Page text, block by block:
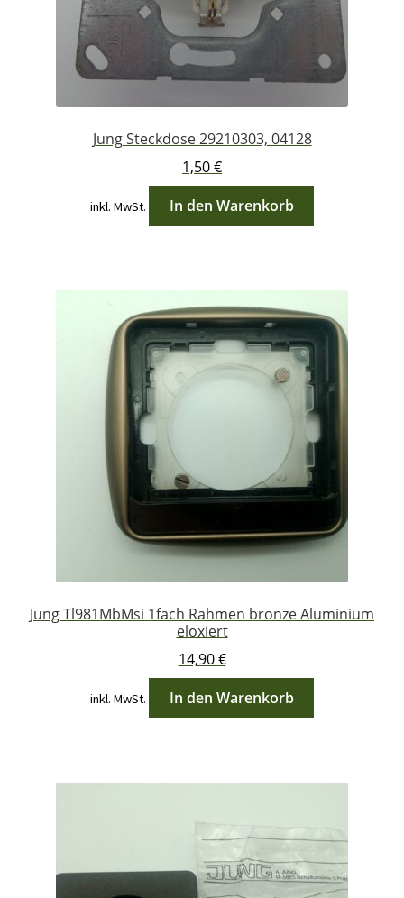
Jung Steckdose 29210303, 04128
1,50€
inkl. MwSt. In den Warenkorb
Jung Tl981MbMsi 1fach Rahmen bronze Aluminium
eloxiert
14,90€
inkl. MwSt. In den Warenkorb